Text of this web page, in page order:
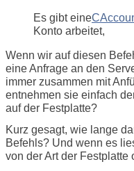
Es gibt eine
Konto arbeitet,
Wenn wir auf diesen
eine Anfrage an den
immer zusammen mit
entnehmen sie einfach
auf der Festplatte?
Kurz gesagt, wie lange
Befehls? Und wenn es
von der Art der Festplatte